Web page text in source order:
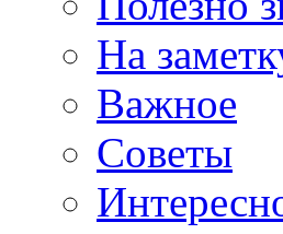
На
Важное
Советы